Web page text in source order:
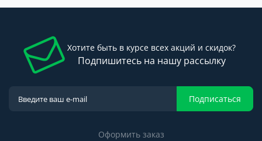
Хотите быть в курсе всех акций и скидок?
Подпишитесь на нашу рассылку
Подписаться
Оформить заказ